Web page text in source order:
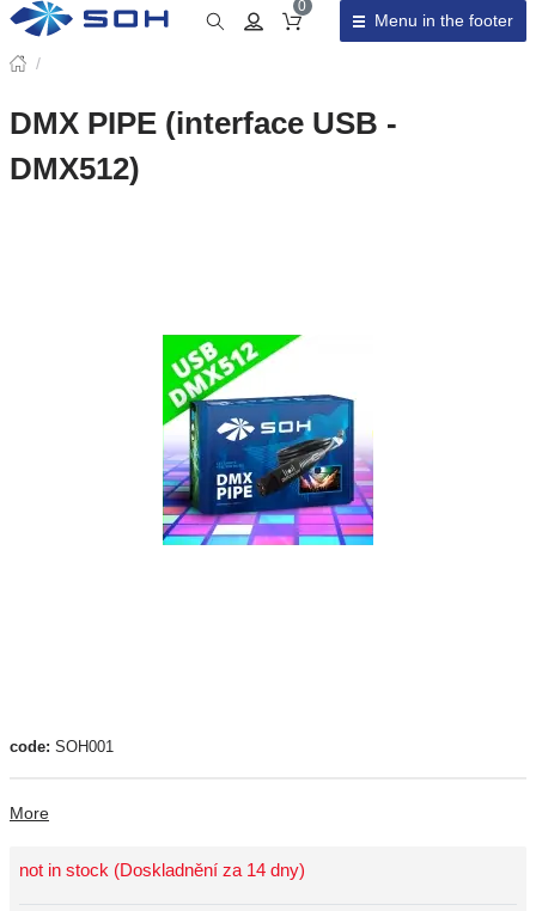
Cart total
0
Menu in the footer
/
DMX PIPE (interface USB -
DMX512)
code: SOH001
More
not in stock (Doskladnění za 14 dny)